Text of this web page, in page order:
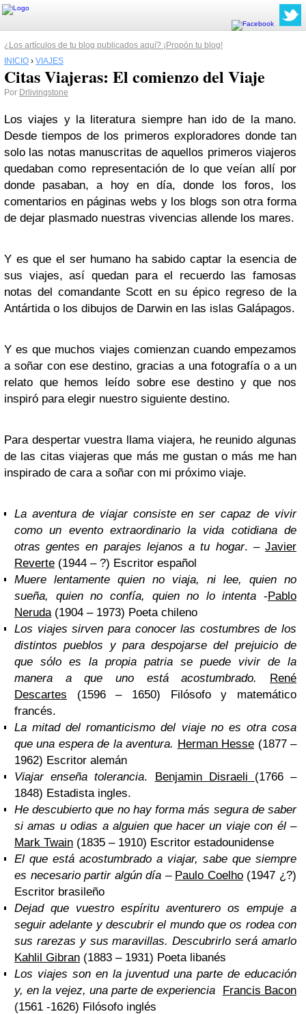
¿Los artículos de tu blog publicados aquí? ¡Propón tu blog!
INICIO › VIAJES
Citas Viajeras: El comienzo del Viaje
Por Drlivingstone
Los viajes y la literatura siempre han ido de la mano.
Desde tiempos de los primeros exploradores donde tan
solo las notas manuscritas de aquellos primeros viajeros
quedaban como representación de lo que veían allí por
donde pasaban, a hoy en día, donde los foros, los
comentarios en páginas webs y los blogs son otra forma
de dejar plasmado nuestras vivencias allende los mares.
Y es que el ser humano ha sabido captar la esencia de
sus viajes, así quedan para el recuerdo las famosas
notas del comandante Scott en su épico regreso de la
Antártida o los dibujos de Darwin en las islas Galápagos.
Y es que muchos viajes comienzan cuando empezamos
a soñar con ese destino, gracias a una fotografía o a un
relato que hemos leído sobre ese destino y que nos
inspiró para elegir nuestro siguiente destino.
Para despertar vuestra llama viajera, he reunido algunas
de las citas viajeras que más me gustan o más me han
inspirado de cara a soñar con mi próximo viaje.
La aventura de viajar consiste en ser capaz de vivir
como un evento extraordinario la vida cotidiana de
otras gentes en parajes lejanos a tu hogar. –Javier
Reverte (1944 – ?) Escritor español
Muere lentamente quien no viaja, ni lee, quien no
sueña, quien no confía, quien no lo intenta -Pablo
Neruda(1904 – 1973) Poeta chileno
Los viajes sirven para conocer las costumbres de los
distintos pueblos y para despojarse del prejuicio de
que sólo es la propia patria se puede vivir de la
manera a que uno está acostumbrado.
René
Descartes (1596 – 1650) Filósofo y matemático
francés.
La mitad del romanticismo del viaje no es otra cosa
que una espera de la aventura. Herman Hesse (1877 –
1962) Escritor alemán
Viajar enseña tolerancia. Benjamin Disraeli
(1766 –
1848) Estadista ingles.
He descubierto que no hay forma más segura de saber
si amas u odias a alguien que hacer un viaje con él–
Mark Twain (1835 – 1910) Escritor estadounidense
El que está acostumbrado a viajar, sabe que siempre
es necesario partir algún día – Paulo Coelho(1947 ¿?)
Escritor brasileño
Dejad que vuestro espíritu aventurero os empuje a
seguir adelante y descubrir el mundo que os rodea con
sus rarezas y sus maravillas. Descubrirlo será amarlo
Kahlil Gibran (1883 – 1931) Poeta libanés
Los viajes son en la juventud una parte de educación
y, en la vejez, una parte de experiencia
Francis Bacon
(1561 -1626) Filósofo inglés